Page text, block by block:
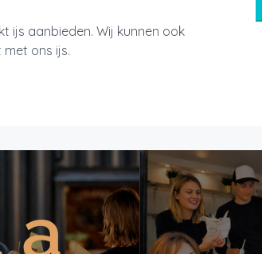
ijs aanbieden. Wij kunnen ook
ons ijs.